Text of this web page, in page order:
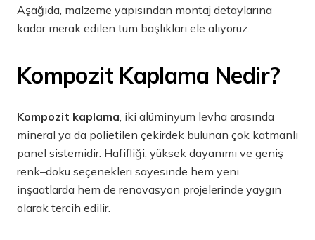
Aşağıda, malzeme yapısından montaj detaylarına
kadar merak edilen tüm başlıkları ele alıyoruz.
Kompozit Kaplama Nedir?
Kompozit kaplama, iki alüminyum levha arasında
mineral ya da polietilen çekirdek bulunan çok katmanlı
panel sistemidir. Hafifliği, yüksek dayanımı ve geniş
renk–doku seçenekleri sayesinde hem yeni
inşaatlarda hem de renovasyon projelerinde yaygın
olarak tercih edilir.